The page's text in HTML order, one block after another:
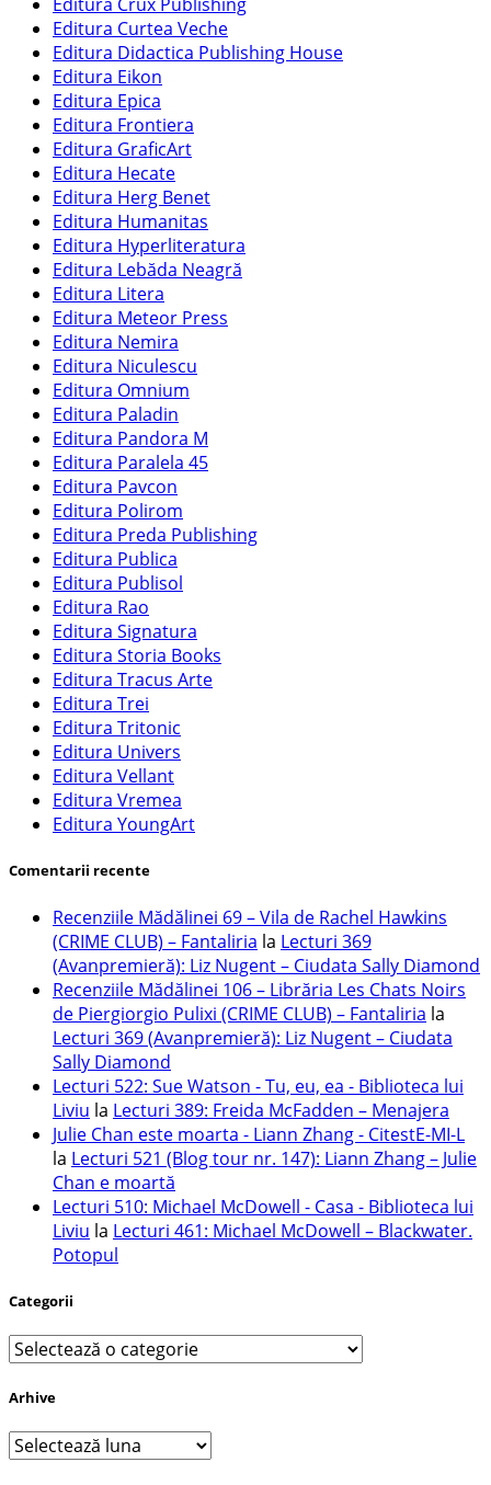
Editura Curtea Veche
Editura Didactica Publishing House
Editura Eikon
Editura Epica
Editura Frontiera
Editura GraficArt
Editura Hecate
Editura Herg Benet
Editura Humanitas
Editura Hyperliteratura
Editura Lebăda Neagră
Editura Litera
Editura Meteor Press
Editura Nemira
Editura Niculescu
Editura Omnium
Editura Paladin
Editura Pandora M
Editura Paralela 45
Editura Pavcon
Editura Polirom
Editura Preda Publishing
Editura Publica
Editura Publisol
Editura Rao
Editura Signatura
Editura Storia Books
Editura Tracus Arte
Editura Trei
Editura Tritonic
Editura Univers
Editura Vellant
Editura Vremea
Editura YoungArt
Comentarii recente
Recenziile Mădălinei 69 – Vila de Rachel Hawkins
(CRIME CLUB) – Fantaliria la Lecturi 369
(Avanpremieră): Liz Nugent – Ciudata Sally Diamond
Recenziile Mădălinei 106 – Librăria Les Chats Noirs
de Piergiorgio Pulixi (CRIME CLUB) – Fantaliria la
Lecturi 369 (Avanpremieră): Liz Nugent – Ciudata
Sally Diamond
Lecturi 522: Sue Watson - Tu, eu, ea - Biblioteca lui
Liviu la Lecturi 389: Freida McFadden – Menajera
Julie Chan este moarta - Liann Zhang - CitestE-MI-L
la Lecturi 521 (Blog tour nr. 147): Liann Zhang – Julie
Chan e moartă
Lecturi 510: Michael McDowell - Casa - Biblioteca lui
Liviu la Lecturi 461: Michael McDowell – Blackwater.
Potopul
Categorii
Categorii
Arhive
Arhive